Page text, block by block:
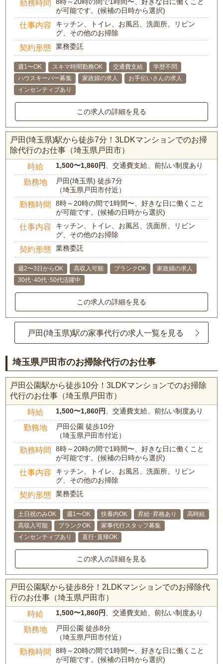
勤務時間
8時～20時の間で1時間〜、好きな日に働くこと
が可能です。(候補の日時から選択)
仕事内容
キッチン、トイレ、お風呂、洗面所、リビン
グ、その他のお掃除
契約形態 業務委託
週1〜OK スキマ時間勤務OK 交通費支給
学歴不問
ハウスキーパー募集
家政婦の求人
お手伝いさんの求人
インセンティブあり
この求人の詳細を見る
戸田(埼玉県)駅から徒歩7分！3LDKマンションでのお掃
除代行のお仕事（埼玉県戸田市）
時給 1,500〜1,860円、交通費支給、前払い制度あり
勤務地
戸田(埼玉県) 徒歩7分
（埼玉県戸田市付近）
勤務時間
8時～20時の間で1時間〜、好きな日に働くこと
が可能です。(候補の日時から選択)
仕事内容
キッチン、トイレ、お風呂、洗面所、リビン
グ、その他のお掃除
契約形態 業務委託
週2〜3日からOK 高収入可能 ブランクOK
家政婦の求人
30代･40代･50代活躍中
この求人の詳細を見る
戸田(埼玉県)駅の家事代行の求人一覧を見る
埼玉県戸田市のお掃除代行のお仕事
戸田公園駅から徒歩10分！3LDKマンションでのお掃除
代行のお仕事（埼玉県戸田市）
時給 1,500〜1,860円 、交通費支給、前払い制度あり
勤務地
戸田公園 徒歩10分
（埼玉県戸田市付近）
勤務時間
8時～20時の間で1時間〜、好きな日に働くこと
が可能です。(候補の日時から選択)
仕事内容
キッチン、トイレ、お風呂、洗面所、リビン
グ、その他のお掃除
契約形態 業務委託
土日祝のみOK 週1〜OK 扶養内OK 昇給･昇格あり
高時給
高収入可能
ブランクOK
家事代行スタッフ募集
インセンティブあり
直行･直帰OK
この求人の詳細を見る
戸田公園駅から徒歩8分！2LDKマンションでのお掃除代
行のお仕事（埼玉県戸田市）
時給 1,500〜1,860円 、交通費支給、前払い制度あり
勤務地
戸田公園 徒歩8分
（埼玉県戸田市付近）
勤務時間
8時～20時の間で1時間〜、好きな日に働くこと
が可能です。(候補の日時から選択)